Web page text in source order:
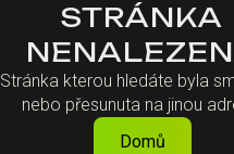
STRÁNKA
Stránka kterou hledáte byla
nebo přesunuta na jinou
Domů